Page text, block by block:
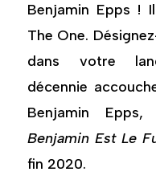
Benjamin Epps !
The One.
dans votre
décennie
Benjamin
Benjamin Est Le
fin 2020.